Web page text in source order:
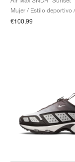
Mujer / Estilo deportivo
€100,99